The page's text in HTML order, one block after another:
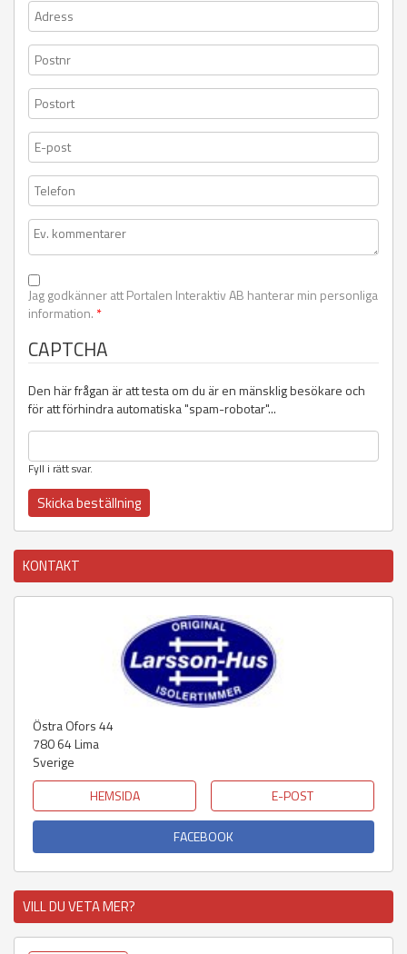
Jag godkänner att Portalen Interaktiv AB hanterar min personliga
information. *
CAPTCHA
Den här frågan är att testa om du är en mänsklig besökare och
för att förhindra automatiska "spam-robotar"...
Fyll i rätt svar.
KONTAKT
Östra Ofors 44
780 64Lima
Sverige
HEMSIDA
E-POST
FACEBOOK
VILL DU VETA MER?